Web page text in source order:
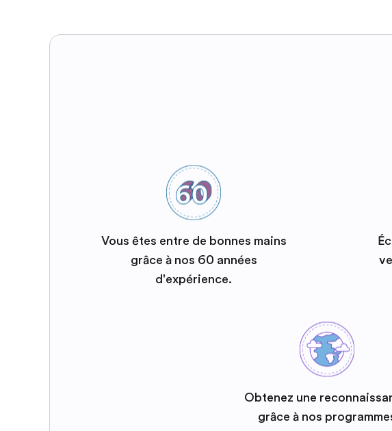
Vous êtes entre de bonnes mains
grâce à nos 60 années
d'expérience.
Obtenez une
grâce à nos